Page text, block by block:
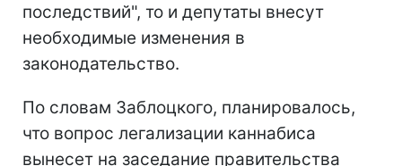
последствий", то и депутаты внесут
необходимые изменения в
законодательство.
По словам Заблоцкого, планировалось,
что вопрос легализации каннабиса
вынесет на заседание правительства